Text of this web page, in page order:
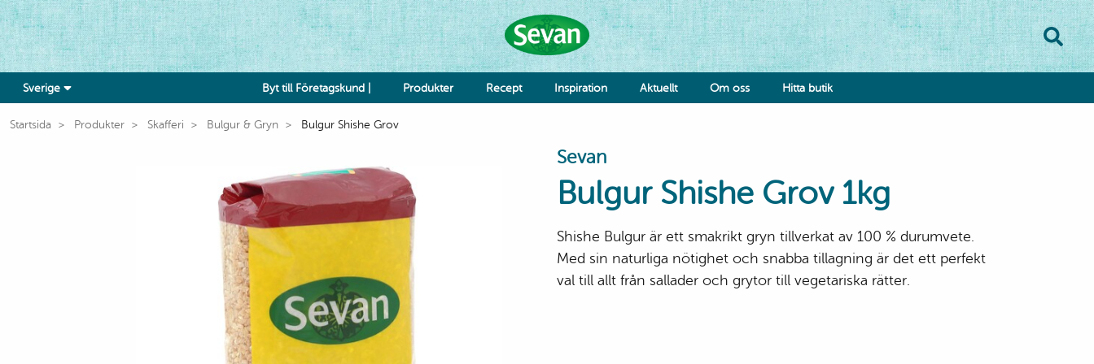
Sverige Byt till Företagskund | Produkter
Falafel & Burgare
Ost & Mejeri
Recept Inspiration Aktuellt Om oss
Konsumentkontakt
Reklamationsformulär
Jobba hos oss
Hitta butik
Startsida Produkter Skafferi Bulgur & Gryn Bulgur Shishe Grov
Sevan
Bulgur Shishe Grov 1kg
Shishe Bulgur är ett smakrikt gryn tillverkat av 100 % durumvete.
Med sin naturliga nötighet och snabba tillagning är det ett perfekt
val till allt från sallader och grytor till vegetariska rätter.